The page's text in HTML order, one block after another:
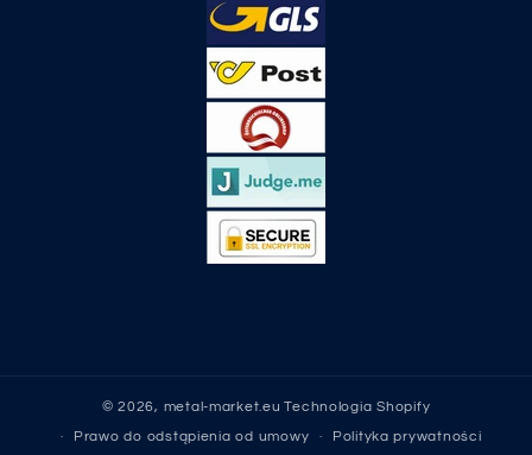
© 2026, metal-market.eu Technologia Shopify
Prawo do odstąpienia od umowy Polityka prywatności